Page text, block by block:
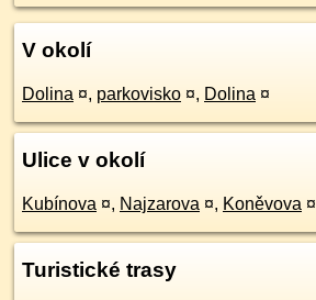
V okolí
Dolina ¤, parkovisko ¤, Dolina ¤
Ulice v okolí
Kubínova ¤, Najzarova ¤, Koněvova ¤
Turistické trasy